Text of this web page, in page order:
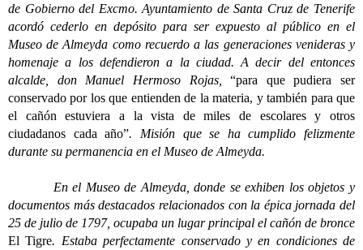
de Gobierno del Excmo. Ayuntamiento de Santa Cruz de Tenerife
acordó cederlo en depósito para ser expuesto al público en el
Museo de Almeyda como recuerdo a las generaciones venideras y
homenaje a los defendieron a la ciudad. A decir del entonces
alcalde, don Manuel Hermoso Rojas,“para que pudiera ser
conservado por los que entienden de la materia, y también para que
el cañón estuviera a la vista de miles de escolares y otros
ciudadanos cada año”. Misión que se ha cumplido felizmente
durante su permanencia en el Museo de Almeyda.
En el Museo de Almeyda, donde se exhiben los objetos y
documentos más destacados relacionados con la épica jornada del
25 de julio de 1797, ocupaba un lugar principal el cañón de bronce
El Tigre. Estaba perfectamente conservado y en condiciones de